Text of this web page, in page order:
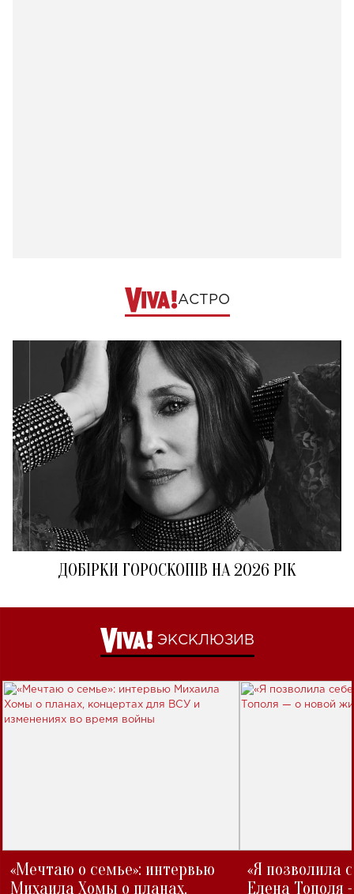
АСТРО
ДОБІРКИ ГОРОСКОПІВ НА 2026 РІК
ЭКСКЛЮЗИВ
«Мечтаю о семье»: интервью
Михаила Хомы о планах,
«Я позволила
Елена Тополя